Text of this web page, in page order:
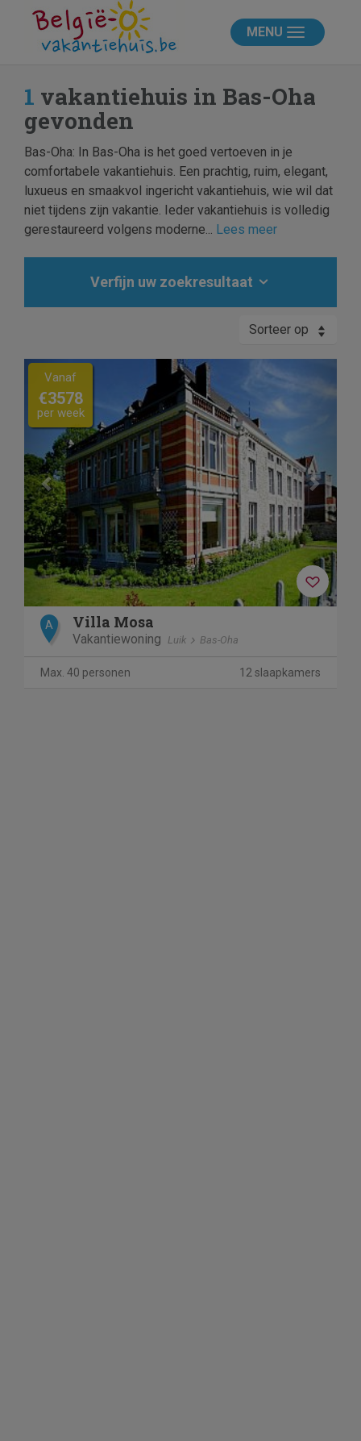
MENU
1 vakantiehuis in Bas-Oha
gevonden
Bas-Oha: In Bas-Oha is het goed vertoeven in je
comfortabele vakantiehuis. Een prachtig, ruim, elegant,
luxueus en smaakvol ingericht vakantiehuis, wie wil dat
niet tijdens zijn vakantie. Ieder vakantiehuis is volledig
gerestaureerd volgens moderne... Lees meer
Verfijn uw zoekresultaat
Sorteer op
Previous
Vanaf
€3578
per week
A Villa Mosa
Vakantiewoning Luik Bas-Oha
Max. 40 personen 12 slaapkamers